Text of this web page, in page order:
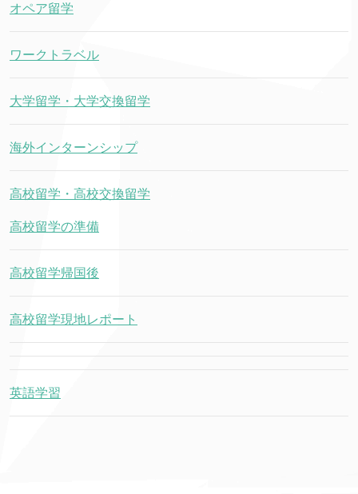
オペア留学
ワークトラベル
大学留学・大学交換留学
海外インターンシップ
高校留学・高校交換留学
高校留学の準備
高校留学帰国後
高校留学現地レポート
英語学習